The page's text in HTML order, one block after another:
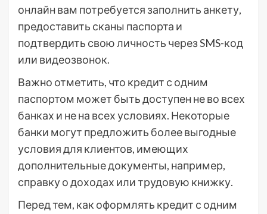
онлайн вам потребуется заполнить анкету,
предоставить сканы паспорта и
подтвердить свою личность через SMS-код
или видеозвонок.
Важно отметить, что кредит с одним
паспортом может быть доступен не во всех
банках и не на всех условиях. Некоторые
банки могут предложить более выгодные
условия для клиентов, имеющих
дополнительные документы, например,
справку о доходах или трудовую книжку.
Перед тем, как оформлять кредит с одним